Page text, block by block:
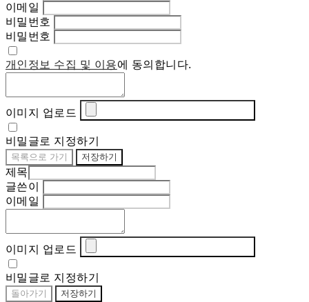
이메일
비밀번호
비밀번호
개인정보 수집 및 이용에 동의합니다.
이미지 업로드
비밀글로 지정하기
목록으로 가기 저장하기
제목
글쓴이
이메일
이미지 업로드
비밀글로 지정하기
돌아가기 저장하기